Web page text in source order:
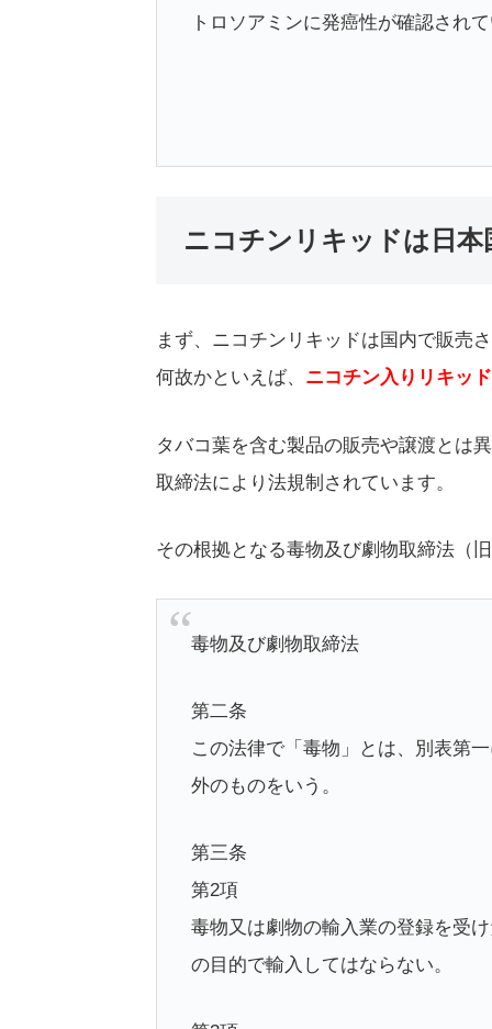
トロソアミンに発癌性が確認され
ニコチンリキッドは日
まず、ニコチンリキッドは国内で販売
何故かといえば、 ニコチン入りリキッ
タバコ葉を含む製品の販売や譲渡とは
取締法により法規制されています。
その根拠となる毒物及び劇物取締法（
毒物及び劇物取締法
第二条
この法律で「毒物」とは、別表第
外のものをいう。
第三条
第2項
毒物又は劇物の輸入業の登録を受
の目的で輸入してはならない。